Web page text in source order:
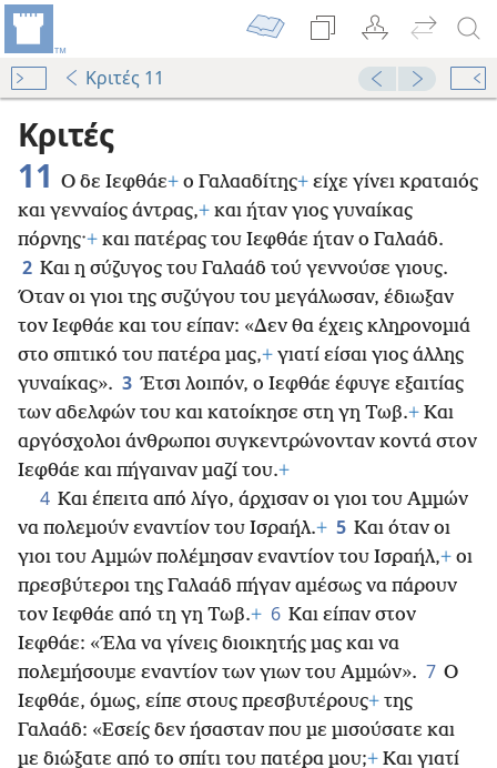
Κριτές 11
Κριτές
11 Ο δε Ιεφθάε+ ο Γαλααδίτης+ είχε γίνει κραταιός
και γενναίος άντρας,+ και ήταν γιος γυναίκας
πόρνης·+ και πατέρας του Ιεφθάε ήταν ο Γαλαάδ.
2 Και η σύζυγος του Γαλαάδ τού γεννούσε γιους.
Όταν οι γιοι της συζύγου του μεγάλωσαν, έδιωξαν
τον Ιεφθάε και του είπαν: «Δεν θα έχεις κληρονομιά
στο σπιτικό του πατέρα μας,+ γιατί είσαι γιος άλλης
γυναίκας». 3 Έτσι λοιπόν, ο Ιεφθάε έφυγε εξαιτίας
των αδελφών του και κατοίκησε στη γη Τωβ.+ Και
αργόσχολοι άνθρωποι συγκεντρώνονταν κοντά στον
Ιεφθάε και πήγαιναν μαζί του.+
4 Και έπειτα από λίγο, άρχισαν οι γιοι του Αμμών
να πολεμούν εναντίον του Ισραήλ.+ 5 Και όταν οι
γιοι του Αμμών πολέμησαν εναντίον του Ισραήλ,+ οι
πρεσβύτεροι της Γαλαάδ πήγαν αμέσως να πάρουν
τον Ιεφθάε από τη γη Τωβ.+ 6 Και είπαν στον
Ιεφθάε: «Έλα να γίνεις διοικητής μας και να
πολεμήσουμε εναντίον των γιων του Αμμών». 7 Ο
Ιεφθάε, όμως, είπε στους πρεσβυτέρους+ της
Γαλαάδ: «Εσείς δεν ήσασταν που με μισούσατε και
με διώξατε από το σπίτι του πατέρα μου;+ Και γιατί